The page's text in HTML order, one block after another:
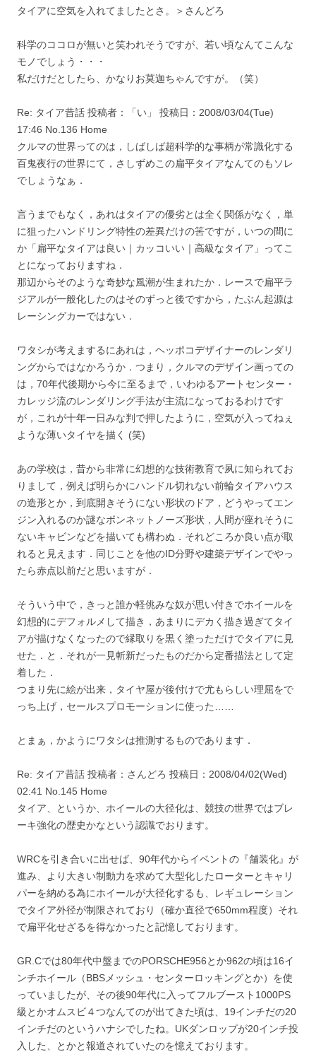
タイアに空気を入れてましたとさ。＞さんどろ
科学のココロが無いと笑われそうですが、若い頃なんてこんな
モノでしょう・・・
私だけだとしたら、かなりお莫迦ちゃんですが。（笑）
Re: タイア昔話 投稿者：「い」 投稿日：2008/03/04(Tue)
17:46 No.136 Home
クルマの世界ってのは，しばしば超科学的な事柄が常識化する
百鬼夜行の世界にて，さしずめこの扁平タイアなんてのもソレ
でしょうなぁ．
言うまでもなく，あれはタイアの優劣とは全く関係がなく，単
に狙ったハンドリング特性の差異だけの筈ですが，いつの間に
か「扁平なタイアは良い｜カッコいい｜高級なタイア」ってこ
とになっておりますね．
那辺からそのような奇妙な風潮が生まれたか．レースで扁平ラ
ジアルが一般化したのはそのずっと後ですから，たぶん起源は
レーシングカーではない．
ワタシが考えまするにあれは，ヘッポコデザイナーのレンダリ
ングからではなかろうか．つまり，クルマのデザイン画っての
は，70年代後期から今に至るまで，いわゆるアートセンター・
カレッジ流のレンダリング手法が主流になっておるわけです
が，これが十年一日みな判で押したように，空気が入ってねぇ
ような薄いタイヤを描く (笑)
あの学校は，昔から非常に幻想的な技術教育で夙に知られてお
りまして，例えば明らかにハンドル切れない前輪タイアハウス
の造形とか，到底開きそうにない形状のドア，どうやってエン
ジン入れるのか謎なボンネットノーズ形状，人間が座れそうに
ないキャビンなどを描いても構わぬ．それどころか良い点が取
れると見えます．同じことを他のID分野や建築デザインでやっ
たら赤点以前だと思いますが．
そういう中で，きっと誰か軽佻みな奴が思い付きでホイールを
幻想的にデフォルメして描き，あまりにデカく描き過ぎてタイ
アが描けなくなったので縁取りを黒く塗っただけでタイアに見
せた．と．それが一見斬新だったものだから定番描法として定
着した．
つまり先に絵が出来，タイヤ屋が後付けで尤もらしい理屈をで
っち上げ，セールスプロモーションに使った……
とまぁ，かようにワタシは推測するものであります．
Re: タイア昔話 投稿者：さんどろ 投稿日：2008/04/02(Wed)
02:41 No.145 Home
タイア、というか、ホイールの大径化は、競技の世界ではブレ
ーキ強化の歴史かなという認識でおります。
WRCを引き合いに出せば、90年代からイベントの『舗装化』が
進み、より大きい制動力を求めて大型化したローターとキャリ
パーを納める為にホイールが大径化するも、レギュレーション
でタイア外径が制限されており（確か直径で650mm程度）それ
で扁平化せざるを得なかったと記憶しております。
GR.Cでは80年代中盤までのPORSCHE956とか962の頃は16イ
ンチホイール（BBSメッシュ・センターロッキングとか）を使
っていましたが、その後90年代に入ってフルブースト1000PS
級とかオムスビ４つなんてのが出てきた頃は、19インチだの20
インチだのというハナシでしたね。UKダンロップが20インチ投
入した、とかと報道されていたのを憶えております。